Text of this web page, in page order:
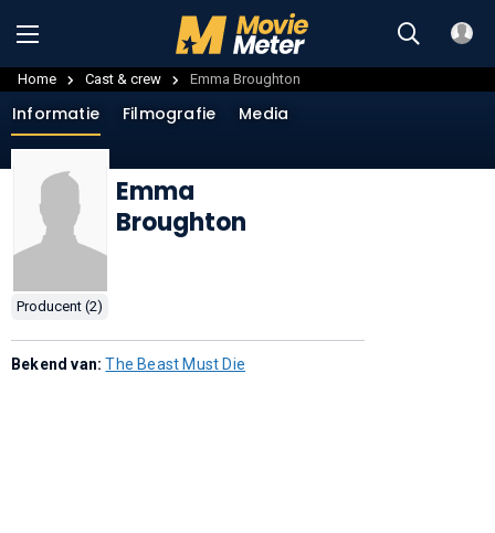
Home Cast & crew Emma Broughton
Informatie Filmografie Media
Emma
Broughton
Producent (2)
Bekend van:The Beast Must Die